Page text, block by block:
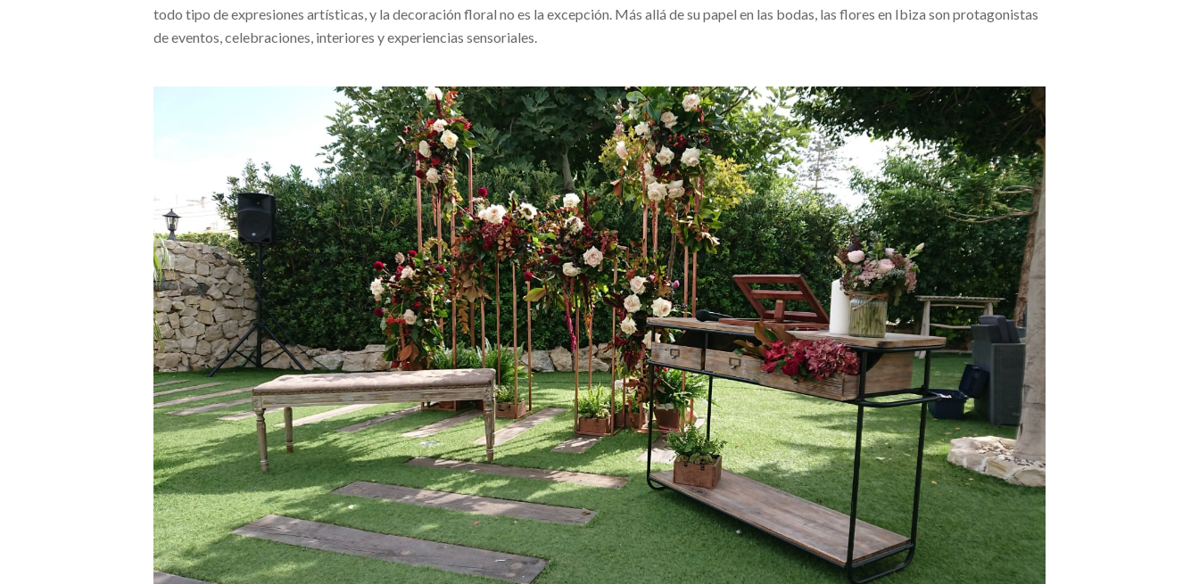
todo tipo de expresiones artísticas, y la decoración floral no es la excepción. Más allá de su papel en las bodas, las flores en Ibiza son protagonistas
de eventos, celebraciones, interiores y experiencias sensoriales.